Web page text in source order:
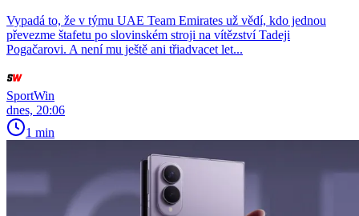
Vypadá to, že v týmu UAE Team Emirates už vědí, kdo jednou
převezme štafetu po slovinském stroji na vítězství Tadeji
Pogačarovi. A není mu ještě ani třiadvacet let...
SportWin
dnes, 20:06
1 min